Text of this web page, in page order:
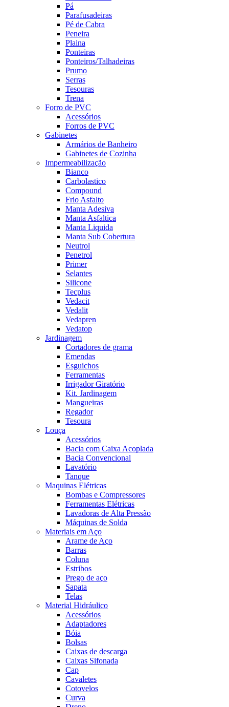
Pá
Parafusadeiras
Pé de Cabra
Peneira
Plaina
Ponteiras
Ponteiros/Talhadeiras
Prumo
Serras
Tesouras
Trena
Forro de PVC
Acessórios
Forros de PVC
Gabinetes
Armários de Banheiro
Gabinetes de Cozinha
Impermeabilização
Bianco
Carbolastico
Compound
Frio Asfalto
Manta Adesiva
Manta Asfaltica
Manta Liquida
Manta Sub Cobertura
Neutrol
Penetrol
Primer
Selantes
Silicone
Tecplus
Vedacit
Vedalit
Vedapren
Vedatop
Jardinagem
Cortadores de grama
Emendas
Esguichos
Ferramentas
Irrigador Giratório
Kit. Jardinagem
Mangueiras
Regador
Tesoura
Louça
Acessórios
Bacia com Caixa Acoplada
Bacia Convencional
Lavatório
Tanque
Maquinas Elétricas
Bombas e Compressores
Ferramentas Elétricas
Lavadoras de Alta Pressão
Máquinas de Solda
Materiais em Aço
Arame de Aço
Barras
Coluna
Estribos
Prego de aço
Sapata
Telas
Material Hidráulico
Acessórios
Adaptadores
Bóia
Bolsas
Caixas de descarga
Caixas Sifonada
Cap
Cavaletes
Cotovelos
Curva